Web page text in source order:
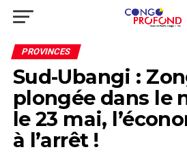
PROVINCES
Sud-Ubangi :
plongée dans le
le 23 mai,
à l’arrêt !